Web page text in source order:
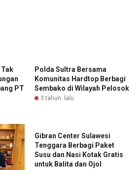
Tak
PT
Polda Sultra Bersama
Komunitas Hardtop Berbagi
Sembako di Wilayah Pelosok
3 tahun lalu
Gibran Center Sulawesi
Tenggara Berbagi Paket
Susu dan Nasi Kotak Gratis
untuk Balita dan Ojol